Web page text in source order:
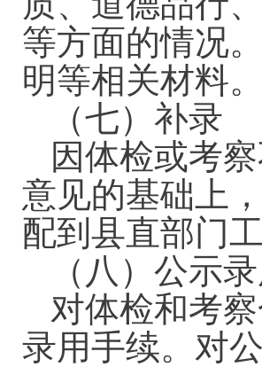
等方面的情况
明等相关材料
（七）补录
因体检或考
意见的基础上
配到县直部门工
（八）公示
对体检和考
录用手续。对